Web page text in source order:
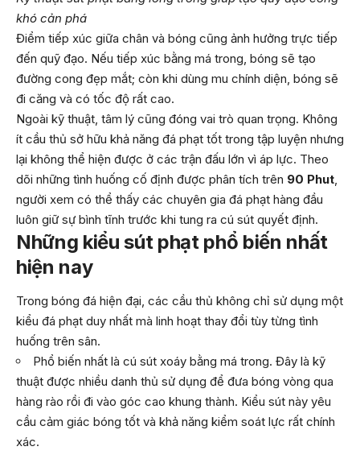
khó cản phá
Điểm tiếp xúc giữa chân và bóng cũng ảnh hưởng trực tiếp
đến quỹ đạo. Nếu tiếp xúc bằng má trong, bóng sẽ tạo
đường cong đẹp mắt; còn khi dùng mu chính diện, bóng sẽ
đi căng và có tốc độ rất cao.
Ngoài kỹ thuật, tâm lý cũng đóng vai trò quan trọng. Không
ít cầu thủ sở hữu khả năng đá phạt tốt trong tập luyện nhưng
lại không thể hiện được ở các trận đấu lớn vì áp lực. Theo
dõi những tình huống cố định được phân tích trên 90 Phut,
người xem có thể thấy các chuyên gia đá phạt hàng đầu
luôn giữ sự bình tĩnh trước khi tung ra cú sút quyết định.
Những kiểu sút phạt phổ biến nhất
hiện nay
Trong bóng đá hiện đại, các cầu thủ không chỉ sử dụng một
kiểu đá phạt duy nhất mà linh hoạt thay đổi tùy từng tình
huống trên sân.
Phổ biến nhất là cú sút xoáy bằng má trong. Đây là kỹ
thuật được nhiều danh thủ sử dụng để đưa bóng vòng qua
hàng rào rồi đi vào góc cao khung thành. Kiểu sút này yêu
cầu cảm giác bóng tốt và khả năng kiểm soát lực rất chính
xác.